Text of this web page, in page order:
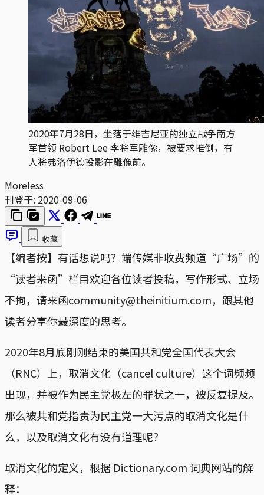
2020年7月28日，坐落于维吉尼亚的独立战争南方
军首领 Robert Lee 李将军雕像，被要求推倒，有
人将弗洛伊德投影在雕像前。
Moreless
刊登于: 2020-09-06
收藏
【编者按】有话想说吗？端传媒非收费频道“广场”的
“读者来函”栏目欢迎各位读者投稿，写作形式、立场
不拘，请来函community@theinitium.com，跟其他
读者分享你最深度的思考。
2020年8月底刚刚结束的美国共和党全国代表大会
（RNC）上，取消文化（cancel culture）这个词频频
出现，并被作为民主党极左的罪状之一，被反复提及。
那么被共和党指责为民主党一大污点的取消文化是什
么，以及取消文化有没有道理呢？
取消文化的定义，根据 Dictionary.com 词典网站的解
释：